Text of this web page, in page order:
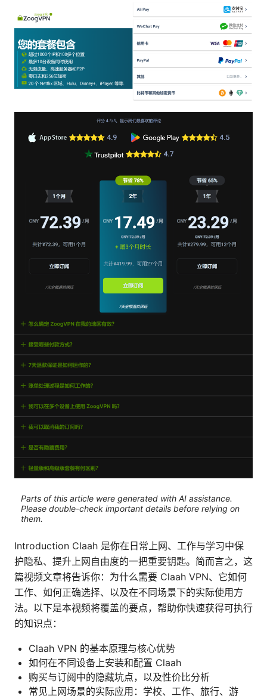
Parts of this article were generated with AI assistance.
Please double-check important details before relying on
them.
Introduction Claah 是你在日常上网、工作与学习中保
护隐私、提升上网自由度的一把重要钥匙。简而言之，这
篇视频文章将告诉你：为什么需要 Claah VPN、它如何
工作、如何正确选择、以及在不同场景下的实际使用方
法。以下是本视频将覆盖的要点，帮助你快速获得可执行
的知识点：
Claah VPN 的基本原理与核心优势
如何在不同设备上安装和配置 Claah
购买与订阅中的隐藏坑点，以及性价比分析
常见上网场景的实际应用：学校、工作、旅行、游